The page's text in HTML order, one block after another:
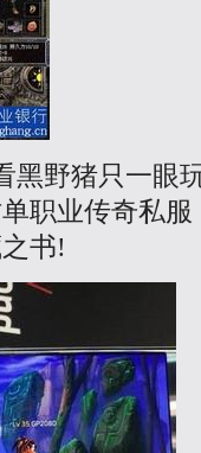
黑野猪只一眼
职业传奇私
书!